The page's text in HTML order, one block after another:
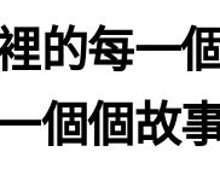
裡的每一
個個故